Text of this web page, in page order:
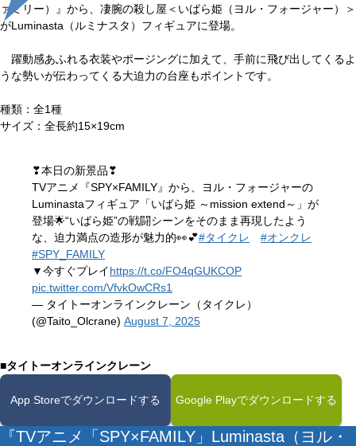
ァミリー）』から、凄腕の殺し屋＜いばら姫（ヨル・フォージャー）＞
がLuminasta（ルミナスタ）フィギュアに登場。
躍動感あふれる衣装やポージングに加えて、手前に飛び出してくるよ
うな勢いが伝わってくる大迫力の台座もポイントです。
種類：全1種
サイズ：全長約15×19cm
❣本日の新景品❣
TVアニメ『SPY×FAMILY』から、ヨル・フォージャーの
Luminastaフィギュア「いばら姫 ～mission extend～」が
登場🌟“いばら姫”の戦闘シーンをそのまま再現したよう
な、迫力満点の造形が魅力的👀💕#タイクレ
#オンクレ
#SPY_FAMILY
▼今すぐプレイhttps://t.co/FO4qGUKCOP
pic.twitter.com/VfvkOwCRs1
— タイトーオンラインクレーン（タイクレ）
(@Taito_Olcrane) August 7, 2025
■タイトーオンラインクレーン
App Storeでダウンロードする Google Playでダウンロードする
『TVアニメ「SPY×FAMILY」Luminasta（ヨル・